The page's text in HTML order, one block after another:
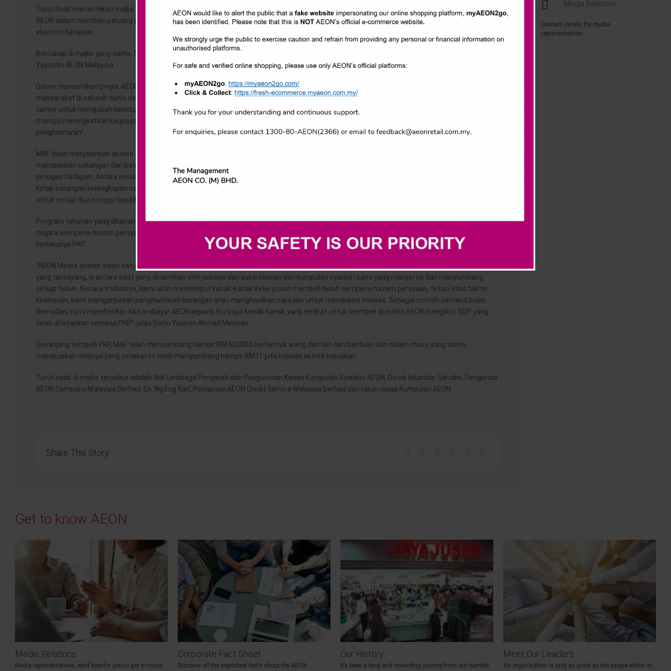
Turut hadir merasmikan majlis tersebut, Y.B. Dato’ Sri Mustapa Mohamed, Menteri di Jabatan Perdana Menteri (Ekonomi) yang memuji usaha
AEON dalam memberi peluang pekerjaan kepada mereka yang kehilangan sumber pendapatan dan menyumbang kepada pelan pemulihan
ekonomi Kerajaan.
Bercakap di majlis yang sama, Shafie Shamsuddin, Ketua Pegawai Eksekutif AEON Retail Malaysia dan Datin Yasmin Ahmad Merican, Presiden
Yayasan AEON Malaysia.
Dalam merasmikan projek AEON Rider, Shafie Shamsuddin berkata “Wabak COVID19 secara automatik telah mengubah secara drastik kehidupan
masyarakat di seluruh dunia dan menyebabkan banyak syarikat terjejas serta ramai hilang pekerjaan. Disebabkan itu, AEON Retail Malaysia
tampil untuk mengubah kehidupan mereka yang kehilangan pekerjaan oleh wabak ini. Berkolaborasi bersama Yayasan AEON Malaysia, AEON Rider
mampu meningkatkan keupayaan kami untuk menjalankan beberapa program bersama Yayasan yang memerlukan kecekapan perkhidmatan
penghantaran”.
MAF telah menjalankan aktiviti-aktiviti amal bagi pihak Kumpulan Syarikat AEON Malaysia selama lebih 20 tahun, yang mana ia aktif dalam aktiviti
memberikan sokongan dan bantuan sepanjang tempoh PKP bukan sahaja kepada mereka yang kurang bernasib baik, malah kepada barisan
petugas hadapan. Antara inisiatif yang dianjurkan MAF adalah program ‘Take a Break’ di mana Yayasan telah menderma kerusi lipat dan kotak-
kotak barangan kelengkapan rumah ke hospital-hospital, termasuklah produk penjagaan diri, bekalan makanan selama seminggu dan air mineral
untuk setiap dua minggu kepada petugas barisan hadapan.
Program tahunan yang dikenali sebagai “AEON Mesra” yang mana MAF menjemput kanak-kanak kurang berkemampuan ke AEON Mall di seluruh
negara sempena musim perayaan untuk membeli ‘baju raya’ juga tetap diteruskan dengan menggunakan pendekatan inovatif walaupun
berlakunya PKP.
“AEON Mesra adalah salah satu program kegemaran kami, terutama apabila melihat wajah ceria anak-anak berbelanja untuk diri sendiri dan orang
yang tersayang, ia antara saat yang dinantikan oleh pekerja dan sukarelawan dari kumpulan syarikat kami yang menyertai dan menyumbang
setiap tahun. Secara tradisinya, kami akan menjemput kanak-kanak ini ke pusat membeli-belah sempena musim perayaan, tetapi atas faktor
kesihatan, kami menganjurkan penghantaran barangan atau menghasilkan cara lain untuk mendekati mereka. Sebagai contoh semasa bulan
Ramadan, kami memberikan kad prabayar AEON kepada ibu bapa kanak-kanak yang terlibat untuk membeli di outlet AEON mengikut SOP yang
telah ditetapkan semasa PKP”, jelas Datin Yasmin Ahmad Merican.
Sepanjang tempoh PKP, MAF telah menyumbang hampir RM400,000 berbentuk wang dan lain-lain bantuan dan dalam masa yang sama
meneruskan misinya yang setakat ini telah menyumbang hampir RM11 juta kepada aktiviti kebajikan.
Turut hadir di majlis tersebut adalah Ahli Lembaga Pengarah dan Pengurusan Kanan Kumpulan Syarikat AEON, Datuk Iskandar Sarudin, Pengerusi
AEON Company Malaysia Berhad; En. Ng Eng Kiat, Pengerusi AEON Credit Service Malaysia Berhad dan rakan niaga Kumpulan AEON.
Share This Story
Media Relations
Contact details for media
representatives.
Get to know AEON
Media Relations
Media representatives, we’d love for you to get in touch.
Corporate Fact Sheet
Discover all the important facts about the AEON
Our History
It’s been a long and rewarding journey from our humble
Meet Our Leaders
An organisation is only as good as the people within in.